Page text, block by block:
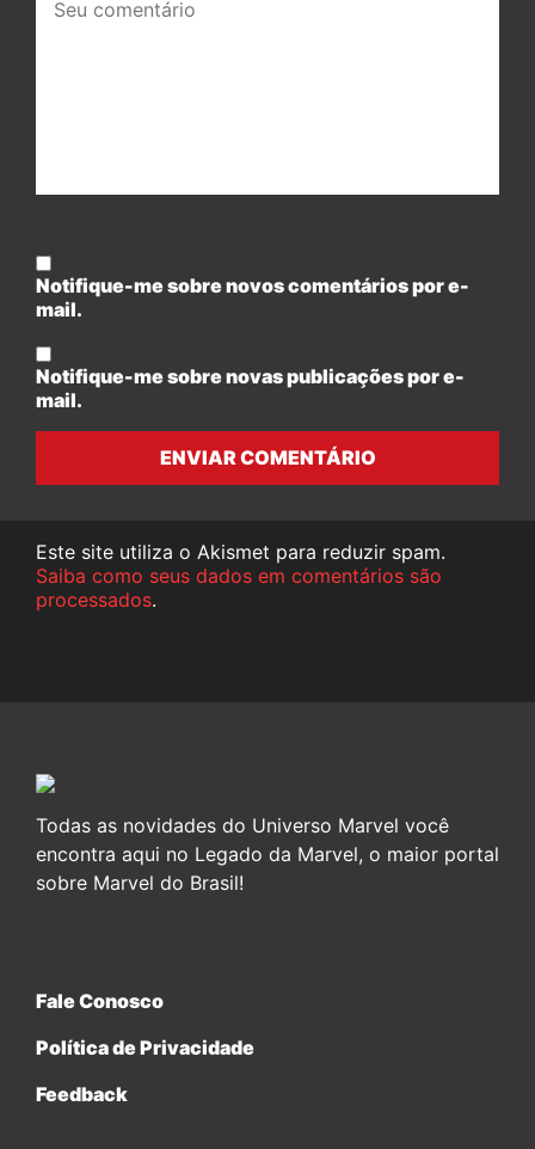
comentário:
Notifique-me sobre novos comentários por e-
mail.
Notifique-me sobre novas publicações por e-
mail.
ENVIAR COMENTÁRIO
Este site utiliza o Akismet para reduzir spam.
Saiba como seus dados em comentários são
processados.
Todas as novidades do Universo Marvel você
encontra aqui no Legado da Marvel, o maior portal
sobre Marvel do Brasil!
Fale Conosco
Política de Privacidade
Feedback